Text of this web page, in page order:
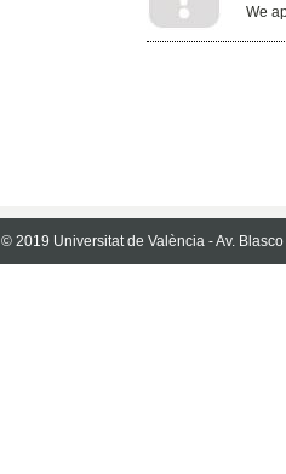
We
© 2019 Universitat de València - Av.